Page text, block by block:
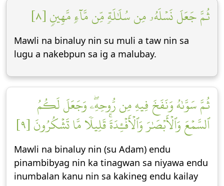
ثُمَّ جَعَلَ نَسۡلَهُۥ مِن سُلَٰلَةٖ مِّن مَّآءٖ مَّهِينٖ [٨]
Mawli na binaluy nin su muli a taw nin sa
lugu a nakebpun sa ig a malubay.
ثُمَّ سَوَّىٰهُ وَنَفَخَ فِيهِ مِن رُّوحِهِۦۖ وَجَعَلَ لَكُمُ
ٱلسَّمۡعَ وَٱلۡأَبۡصَٰرَ وَٱلۡأَفۡـِٔدَةَۚ قَلِيلٗا مَّا تَشۡكُرُونَ [٩]
Mawli na binaluy nin (su Adam) endu
pinambibyag nin ka tinagwan sa niyawa endu
inumbalan kanu nin sa kakineg endu kailay